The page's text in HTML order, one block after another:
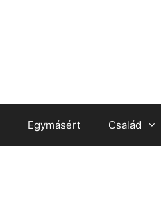
Egymásért Család